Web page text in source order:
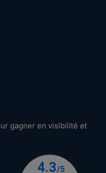
gagner en visibilité et